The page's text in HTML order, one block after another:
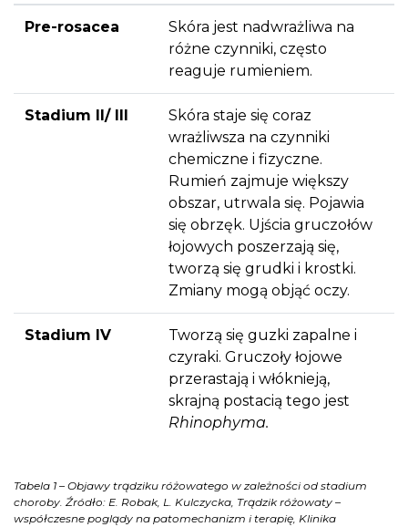
Pre-rosacea
Skóra jest nadwrażliwa na
różne czynniki, często
reaguje rumieniem.
Stadium II/ III
Skóra staje się coraz
wrażliwsza na czynniki
chemiczne i fizyczne.
Rumień zajmuje większy
obszar, utrwala się. Pojawia
się obrzęk. Ujścia gruczołów
łojowych poszerzają się,
tworzą się grudki i krostki.
Zmiany mogą objąć oczy.
Stadium IV
Tworzą się guzki zapalne i
czyraki. Gruczoły łojowe
przerastają i włóknieją,
skrajną postacią tego jest
Rhinophyma.
Tabela 1 – Objawy trądziku różowatego w zależności od stadium
choroby. Źródło: E. Robak, L. Kulczycka, Trądzik różowaty –
współczesne poglądy na patomechanizm i terapię, Klinika